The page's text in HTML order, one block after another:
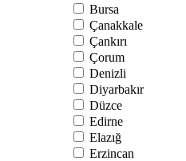
Bursa
Çanakkale
Çankırı
Çorum
Denizli
Diyarbakır
Düzce
Edirne
Elazığ
Erzincan